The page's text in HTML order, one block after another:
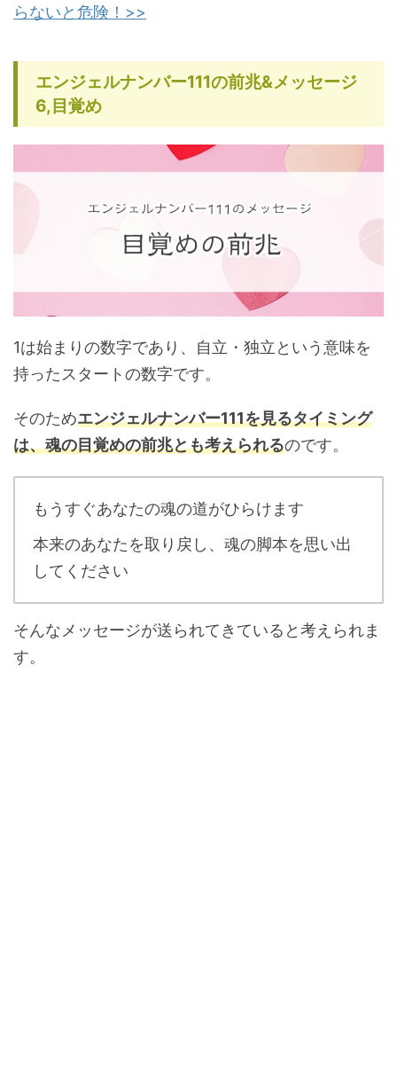
らないと危険！>>
エンジェルナンバー111の前兆&メッセージ
6,目覚め
1は始まりの数字であり、自立・独立という意味を
持ったスタートの数字です。
そのためエンジェルナンバー111を見るタイミング
は、魂の目覚めの前兆とも考えられるのです。
もうすぐあなたの魂の道がひらけます
本来のあなたを取り戻し、魂の脚本を思い出
してください
そんなメッセージが送られてきていると考えられま
す。